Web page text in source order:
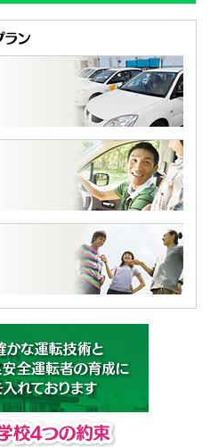
！即効リフレッシュ5選と予防法
費低下？夏の賢い使い方と熱気を逃
！仮免許の期限6か月と3つの注意点
メリット5選！通学や旅行などメリッ